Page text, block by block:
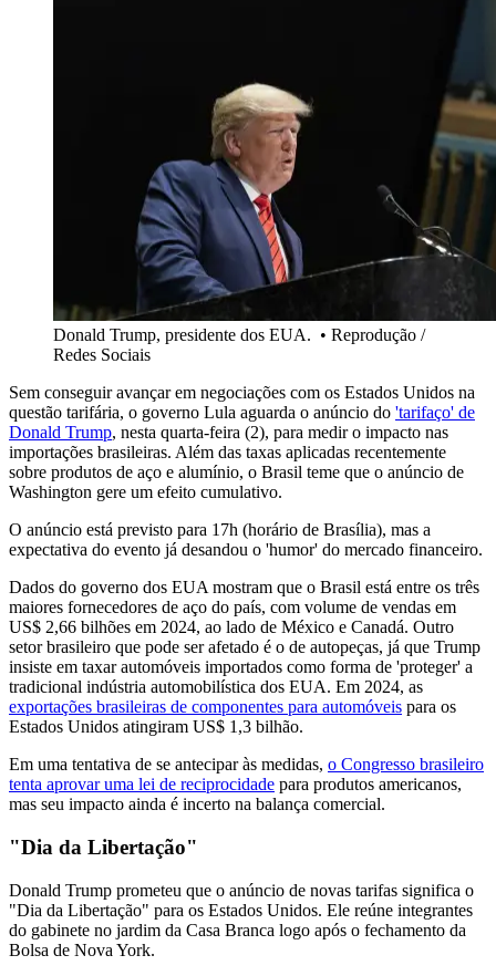
Donald Trump, presidente dos EUA. • Reprodução /
Redes Sociais
Sem conseguir avançar em negociações com os Estados Unidos na
questão tarifária, o governo Lula aguarda o anúncio do 'tarifaço' de
Donald Trump, nesta quarta-feira (2), para medir o impacto nas
importações brasileiras. Além das taxas aplicadas recentemente
sobre produtos de aço e alumínio, o Brasil teme que o anúncio de
Washington gere um efeito cumulativo.
O anúncio está previsto para 17h (horário de Brasília), mas a
expectativa do evento já desandou o 'humor' do mercado financeiro.
Dados do governo dos EUA mostram que o Brasil está entre os três
maiores fornecedores de aço do país, com volume de vendas em
US$ 2,66 bilhões em 2024, ao lado de México e Canadá. Outro
setor brasileiro que pode ser afetado é o de autopeças, já que Trump
insiste em taxar automóveis importados como forma de 'proteger' a
tradicional indústria automobilística dos EUA. Em 2024, as
exportações brasileiras de componentes para automóveis para os
Estados Unidos atingiram US$ 1,3 bilhão.
Em uma tentativa de se antecipar às medidas, o Congresso brasileiro
tenta aprovar uma lei de reciprocidade para produtos americanos,
mas seu impacto ainda é incerto na balança comercial.
"Dia da Libertação"
Donald Trump prometeu que o anúncio de novas tarifas significa o
"Dia da Libertação" para os Estados Unidos. Ele reúne integrantes
do gabinete no jardim da Casa Branca logo após o fechamento da
Bolsa de Nova York.